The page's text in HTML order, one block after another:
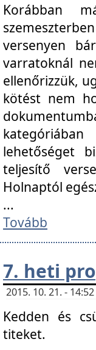
Korábban
versenyen
varratoknál
ellenőrizzük,
kötést nem
lehetőséget
teljesítő
Holnaptól
...
Tovább
7. heti
2015. 10. 21. -
Kedden és
titeket.